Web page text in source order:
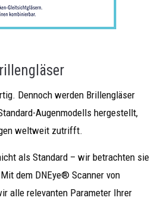
Dennoch werden Brillengläser
Augenmodells hergestellt,
weltweit zutrifft.
als Standard – wir betrachten sie
dem DNEye®Scanner von
alle relevanten Parameter Ihrer